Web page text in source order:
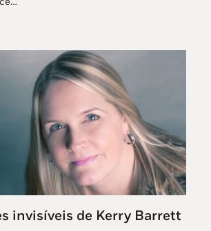
invisíveis de Kerry Barrett